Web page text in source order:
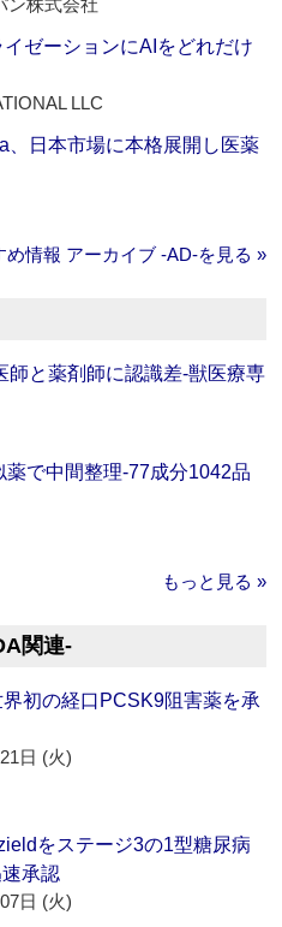
ン株式会社
ゼーションにAIをどれだけ
LLC
、日本市場に本格展開し医薬
め情報 アーカイブ ‐AD‐を見る »
師と薬剤師に認識差‐獣医療専
薬で中間整理‐77成分1042品
もっと見る »
関連‐
初の経口PCSK9阻害薬を承
日 (火)
をステージ3の1型糖尿病
承認
日 (火)